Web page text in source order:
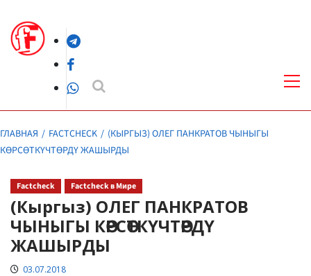
содержимомуTelegram
Facebook
WhatsApp
ГЛАВНАЯ FACTCHECK
(КЫРГЫЗ) ОЛЕГ ПАНКРАТОВ ЧЫНЫГЫ
КӨРСӨТКҮЧТӨРДҮ ЖАШЫРДЫ
Factcheck Factcheck в Мире
(Кыргыз) ОЛЕГ ПАНКРАТОВ
ЧЫНЫГЫ КӨРСӨТКҮЧТӨРДҮ
ЖАШЫРДЫ
03.07.2018